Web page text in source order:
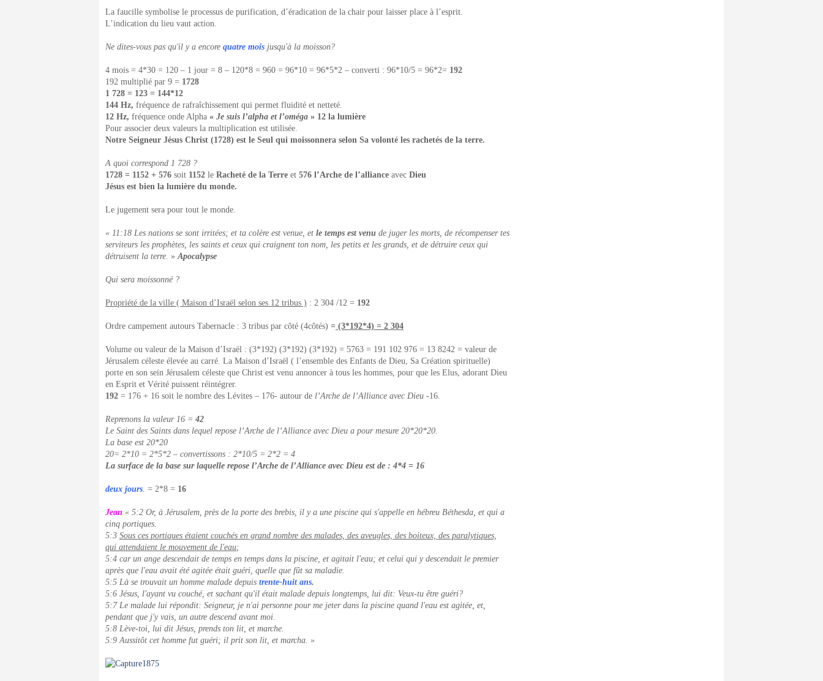
La faucille symbolise le processus de purification, d’éradication de la chair pour laisser place à l’esprit.
L’indication du lieu vaut action.
Ne dites-vous pas qu'il y a encore quatre mois jusqu'à la moisson?
4 mois = 4*30 = 120 – 1 jour = 8 – 120*8 = 960 = 96*10 = 96*5*2 – converti : 96*10/5 = 96*2= 192
192 multiplié par 9 = 1728
1 728 = 123 = 144*12
144 Hz, fréquence de rafraîchissement qui permet fluidité et netteté.
12 Hz, fréquence onde Alpha « Je suis l’alpha et l’oméga » 12 la lumière
Pour associer deux valeurs la multiplication est utilisée.
Notre Seigneur Jésus Christ (1728) est le Seul qui moissonnera selon Sa volonté les rachetés de la terre.
A quoi correspond 1 728 ?
1728 = 1152 + 576 soit 1152 le Racheté de la Terre et 576 l’Arche de l’alliance avec Dieu
Jésus est bien la lumière du monde.
Le jugement sera pour tout le monde.
« 11:18 Les nations se sont irritées; et ta colère est venue, et le temps est venu de juger les morts, de récompenser tes
serviteurs les prophètes, les saints et ceux qui craignent ton nom, les petits et les grands, et de détruire ceux qui
détruisent la terre. »Apocalypse
Qui sera moissonné ?
Propriété de la ville ( Maison d’Israël selon ses 12 tribus ) : 2 304 /12 = 192
Ordre campement autours Tabernacle : 3 tribus par côté (4côtés) = (3*192*4) = 2 304
Volume ou valeur de la Maison d’Israël : (3*192) (3*192) (3*192) = 5763 = 191 102 976 = 13 8242 = valeur de
Jérusalem céleste élevée au carré. La Maison d’Israël ( l’ensemble des Enfants de Dieu, Sa Création spirituelle)
porte en son sein Jérusalem céleste que Christ est venu annoncer à tous les hommes, pour que les Elus, adorant Dieu
en Esprit et Vérité puissent réintégrer.
192 = 176 + 16 soit le nombre des Lévites – 176- autour de l’Arche de l’Alliance avec Dieu -16.
Reprenons la valeur 16 = 42
Le Saint des Saints dans lequel repose l’Arche de l’Alliance avec Dieu a pour mesure 20*20*20.
La base est 20*20
20= 2*10 = 2*5*2 – convertissons : 2*10/5 = 2*2 = 4
La surface de la base sur laquelle repose l’Arche de l’Alliance avec Dieu est de : 4*4 = 16
deux jours. = 2*8 = 16
Jean « 5:2 Or, à Jérusalem, près de la porte des brebis, il y a une piscine qui s'appelle en hébreu Béthesda, et qui a
cinq portiques.
5:3 Sous ces portiques étaient couchés en grand nombre des malades, des aveugles, des boiteux, des paralytiques,
qui attendaient le mouvement de l'eau;
5:4 car un ange descendait de temps en temps dans la piscine, et agitait l'eau; et celui qui y descendait le premier
après que l'eau avait été agitée était guéri, quelle que fût sa maladie.
5:5 Là se trouvait un homme malade depuis trente-huit ans.
5:6 Jésus, l'ayant vu couché, et sachant qu'il était malade depuis longtemps, lui dit: Veux-tu être guéri?
5:7 Le malade lui répondit: Seigneur, je n'ai personne pour me jeter dans la piscine quand l'eau est agitée, et,
pendant que j'y vais, un autre descend avant moi.
5:8 Lève-toi, lui dit Jésus, prends ton lit, et marche.
5:9 Aussitôt cet homme fut guéri; il prit son lit, et marcha. »